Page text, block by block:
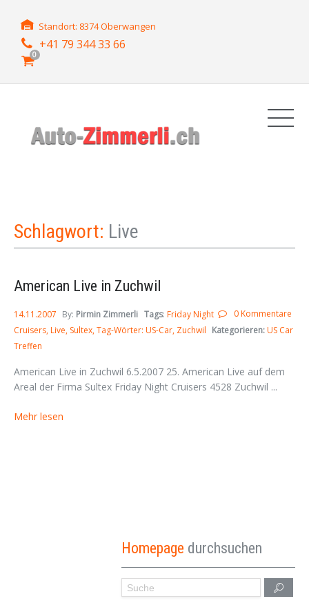
Standort: 8374 Oberwangen
+41 79 344 33 66
0
Schlagwort: Live
American Live in Zuchwil
0 Kommentare
14.11.2007 By: Pirmin Zimmerli Tags: Friday Night
Cruisers Live Sultex Tag-Wörter: US-Car Zuchwil Kategorieren:US Car
Treffen
American Live in Zuchwil 6.5.2007 25. American Live auf dem
Areal der Firma Sultex Friday Night Cruisers 4528 Zuchwil ...
Mehr lesen
Homepage durchsuchen